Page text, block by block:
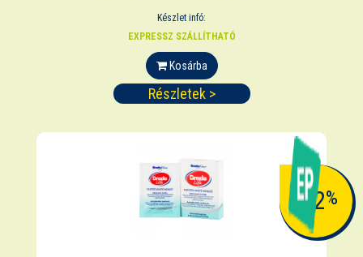
Készlet infó:
EXPRESSZ SZÁLLÍTHATÓ
Kosárba
Részletek >
-12%